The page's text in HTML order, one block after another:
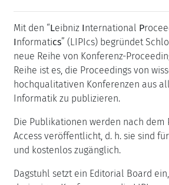
Mit den “Leibniz International P
Informatics” (LIPIcs) begründet
neue Reihe von Konferenz-
Reihe ist es, die Proceedings von
hochqualitativen Konferenzen aus
Informatik zu publizieren.
Die Publikationen werden nach dem
Access veröffentlicht, d. h. sie sind
und kostenlos zugänglich.
Dagstuhl setzt ein Editorial Board